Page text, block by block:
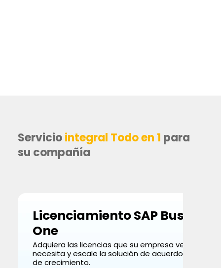
Serviciointegral Todo en 1 para
su compañía
Licenciamiento SAP Business
One
Adquiera las licencias que su empresa
necesita y escale la solución de acuerdo con su
de crecimiento.